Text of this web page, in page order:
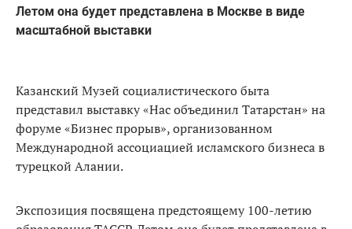
Летом она будет представлена в Москве в виде
масштабной выставки
Казанский Музей социалистического быта
представил выставку «Нас объединил Татарстан» на
форуме «Бизнес прорыв», организованном
Международной ассоциацией исламского бизнеса в
турецкой Алании.
Экспозиция посвящена предстоящему 100-летию